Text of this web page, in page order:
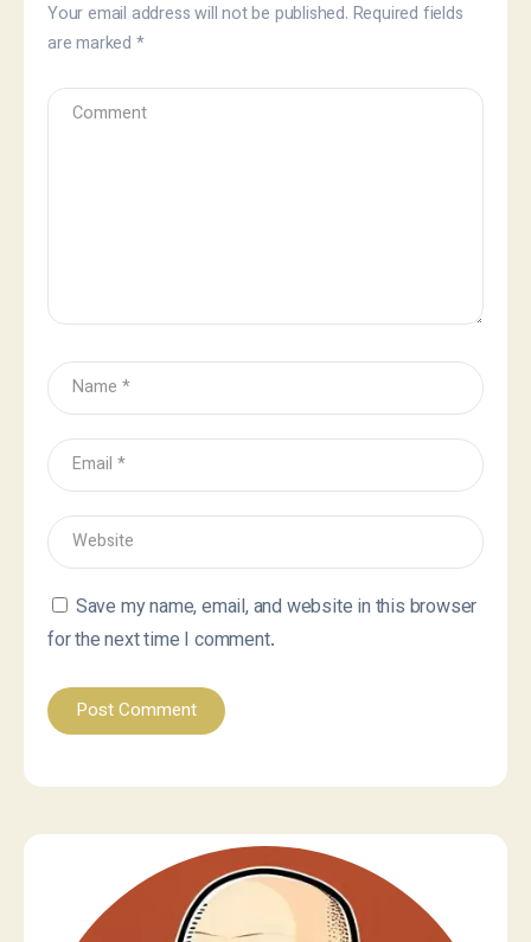
Your email address will not be published. Required fields
are marked *
Save my name, email, and website in this browser
for the next time I comment.